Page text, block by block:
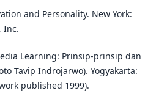
and Personality. New York:
Inc.
Learning: Prinsip-prinsip dan
Tavip Indrojarwo). Yogyakarta:
published 1999).